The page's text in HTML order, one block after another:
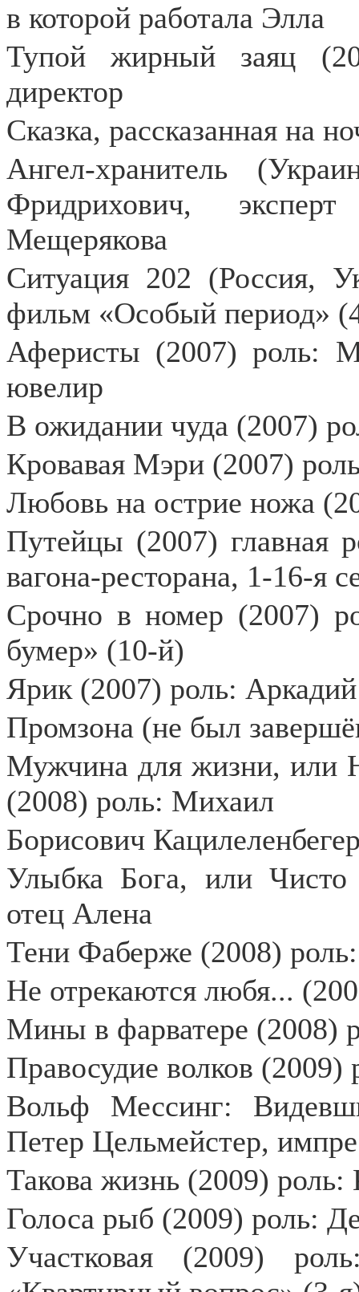
в которой работала Элла
Тупой жирный заяц
директор
Сказка, рассказанная на
Ангел-хранитель
Фридрихович,
Мещерякова
Ситуация 202 (Россия,
фильм «Особый период»
Аферисты (2007) роль:
ювелир
В ожидании чуда (2007)
Кровавая Мэри (2007)
Любовь на острие ножа
Путейцы (2007) главная
вагона-ресторана, 1-16-я
Срочно в номер (2007)
бумер» (10-й)
Ярик (2007) роль: Аркадий
Промзона (не был
Мужчина для жизни, или
(2008) роль: Михаил
Борисович
Улыбка Бога, или Чисто
отец Алена
Тени Фаберже (2008)
Не отрекаются любя...
Мины в фарватере (2008)
Правосудие волков (2009)
Вольф Мессинг:
Петер Цельмейстер,
Такова жизнь (2009) роль:
Голоса рыб (2009) роль:
Участковая (2009)